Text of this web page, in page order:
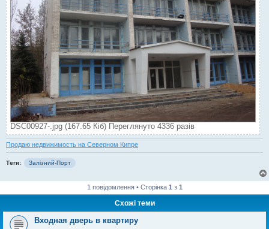
DSC00927-.jpg (167.65 Кіб) Переглянуто 4336 разів
Продаю недвижимость на Северном Кипре
Теги: Залізний-Порт
1 повідомлення • Сторінка 1 з 1
Схожі теми
Входная дверь в квартиру